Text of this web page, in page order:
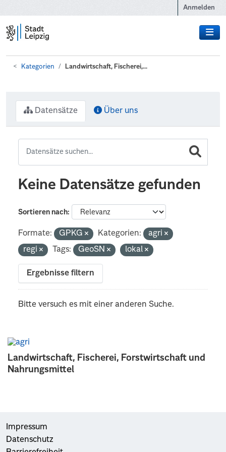
Anmelden
Kategorien Landwirtschaft, Fischerei,...
Landwirtschaft, Fischerei, Forstwirtschaft und
Nahrungsmittel
Datensätze Über uns
Keine Datensätze gefunden
Sortieren nach
Formate: GPKG Kategorien:
agri
regi
Tags: GeoSN lokal
Ergebnisse filtern
Bitte versuch es mit einer anderen Suche.
Impressum
Datenschutz